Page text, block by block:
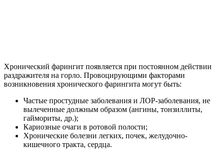
Хронический фарингит появляется при постоянном действии
раздражителя на горло. Провоцирующими факторами
возникновения хронического фарингита могут быть:
Частые простудные заболевания и ЛОР-заболевания, не
вылеченные должным образом (ангины, тонзиллиты,
гаймориты, др.);
Кариозные очаги в ротовой полости;
Хронические болезни легких, почек, желудочно-
кишечного тракта, сердца.